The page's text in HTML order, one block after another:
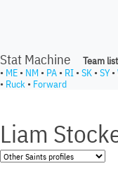
Stat Machine Team
• ME • NM • PA • RI • SK • SY•
• Ruck • Forward